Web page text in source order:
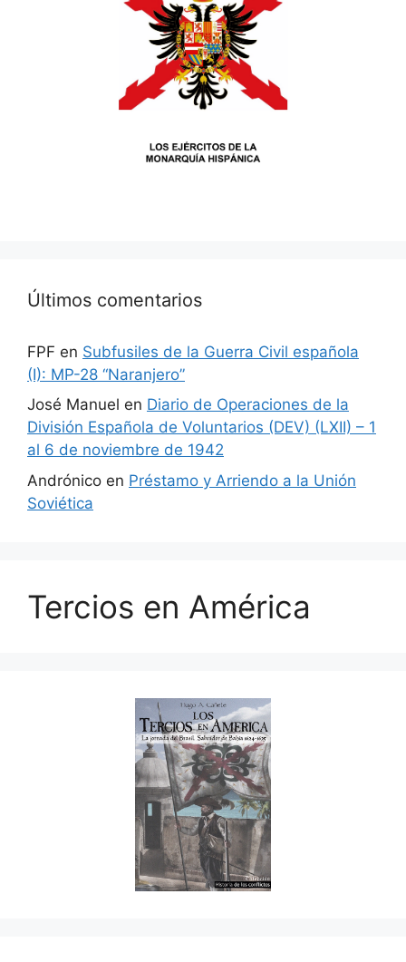
Últimos comentarios
FPF en Subfusiles de la Guerra Civil española
(I): MP-28 “Naranjero”
José Manuel en Diario de Operaciones de la
División Española de Voluntarios (DEV) (LXII) – 1
al 6 de noviembre de 1942
Andrónico en Préstamo y Arriendo a la Unión
Soviética
Tercios en América